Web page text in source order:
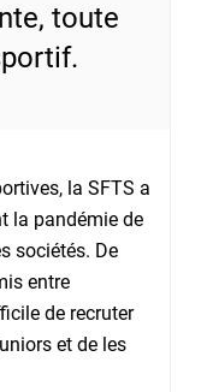
toute
la SFTS a
la pandémie de
sociétés. De
entre
de recruter
et de les